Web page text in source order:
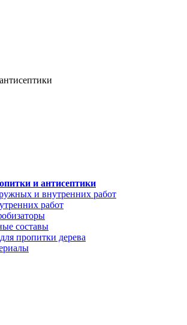
и антисептики
и внутренних работ
работ
составы
пропитки дерева